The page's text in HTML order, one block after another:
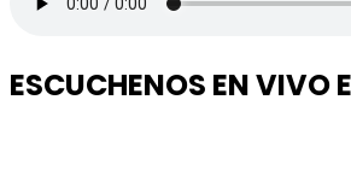
ESCUCHENOS EN VIVO